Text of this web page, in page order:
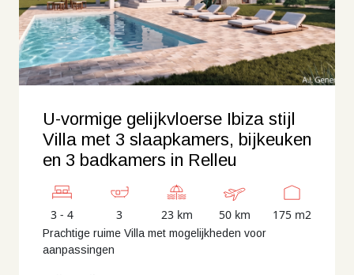
U-vormige gelijkvloerse Ibiza stijl
Villa met 3 slaapkamers, bijkeuken
en 3 badkamers in Relleu
3 - 4 3 23 km 50 km 175 m2
Prachtige ruime Villa met mogelijkheden voor
aanpassingen